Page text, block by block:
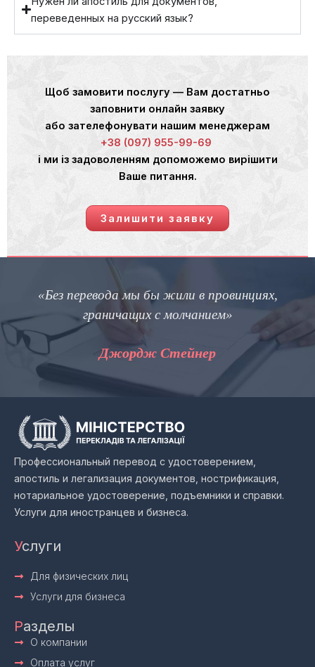
переведенных на русский язык?
Щоб замовити послугу — Вам достатньо
заповнити онлайн заявку
або зателефонувати нашим менеджерам
+38 (097) 955-99-69
і ми із задоволенням допоможемо вирішити
Ваше питання.
Залишити заявку
«Без перевода мы бы жили в провинциях,
граничащих с молчанием»
Джордж Стейнер
Профессиональный перевод с удостоверением,
апостиль и легализация документов, нострификация,
нотариальное удостоверение, подъемники и справки.
Услуги для иностранцев и бизнеса.
Услуги
Для физических лиц
Услуги для бизнеса
Разделы
О компании
Оплата услуг